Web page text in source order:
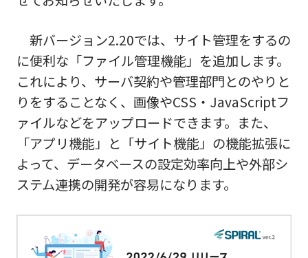
新バージョン2.20では、サイト管理をするの
に便利な「ファイル管理機能」を追加します。
これにより、サーバ契約や管理部門とのやりと
りをすることなく、画像やCSS・JavaScriptフ
ァイルなどをアップロードできます。また、
「アプリ機能」と「サイト機能」の機能拡張に
よって、データベースの設定効率向上や外部シ
ステム連携の開発が容易になります。